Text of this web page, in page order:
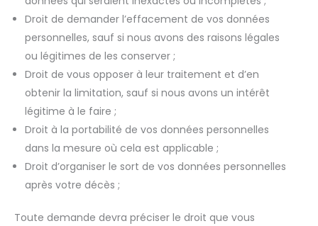
Droit de demander l’effacement de vos données
personnelles, sauf si nous avons des raisons légales
ou légitimes de les conserver ;
Droit de vous opposer à leur traitement et d’en
obtenir la limitation, sauf si nous avons un intérêt
légitime à le faire ;
Droit à la portabilité de vos données personnelles
dans la mesure où cela est applicable ;
Droit d’organiser le sort de vos données personnelles
après votre décès ;
Toute demande devra préciser le droit que vous